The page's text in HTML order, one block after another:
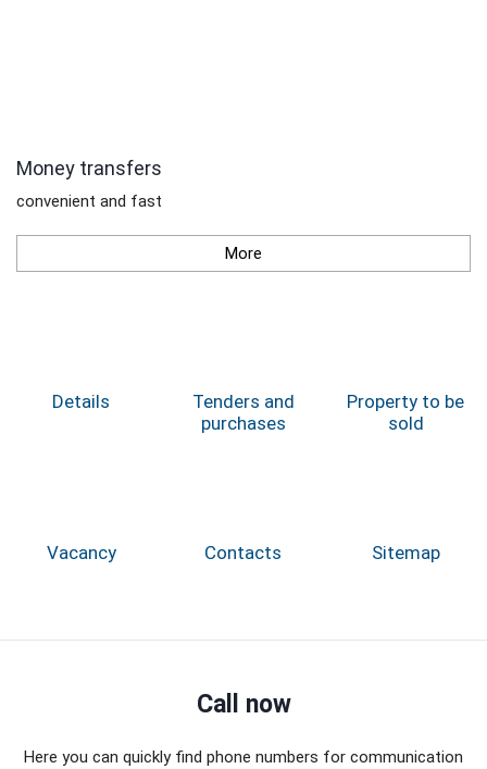
Money transfers
convenient and fast
More
Details
Tenders and
purchases
Property to be
sold
Vacancy Contacts Sitemap
Call now
Here you can quickly find phone numbers for communication